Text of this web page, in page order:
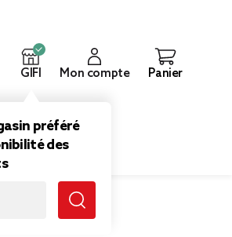
GIFI
préféré
des
Mon compte Panier
25x9xH49cm